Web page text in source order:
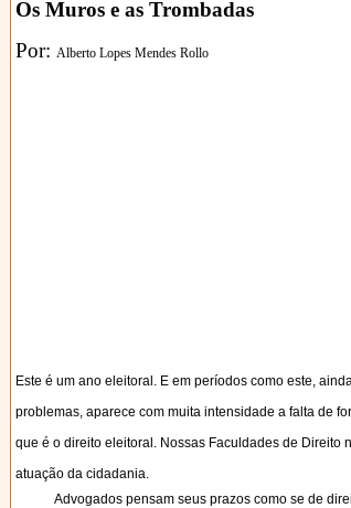
Os Muros e as Trombadas
Por: Alberto Lopes Mendes Rollo
Este é um ano eleitoral. E em períodos como este,
problemas, aparece com muita intensidade a falta de
que é o direito eleitoral. Nossas Faculdades de Direito
atuação da cidadania.
Advogados pensam seus prazos como se de